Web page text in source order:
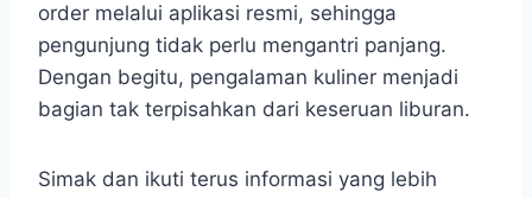
order melalui aplikasi resmi, sehingga
pengunjung tidak perlu mengantri panjang.
Dengan begitu, pengalaman kuliner menjadi
bagian tak terpisahkan dari keseruan liburan.
Simak dan ikuti terus informasi yang lebih